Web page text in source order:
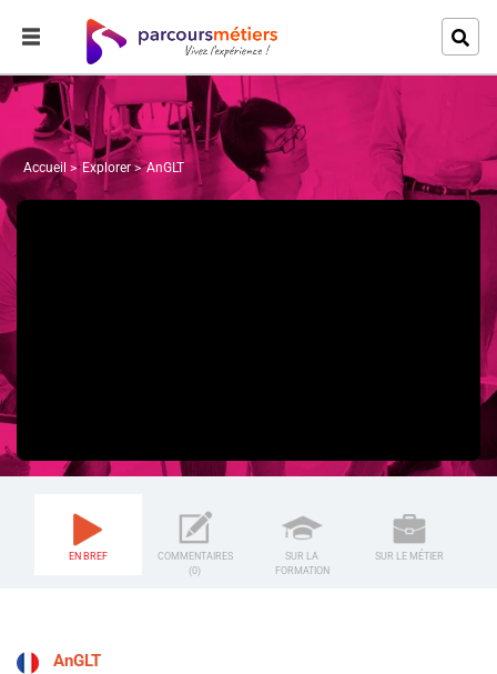
Accueil Explorer AnGLT
EN BREF
COMMENTAIRES
(0)
SUR LA
FORMATION
SUR LE MÉTIER
AnGLT